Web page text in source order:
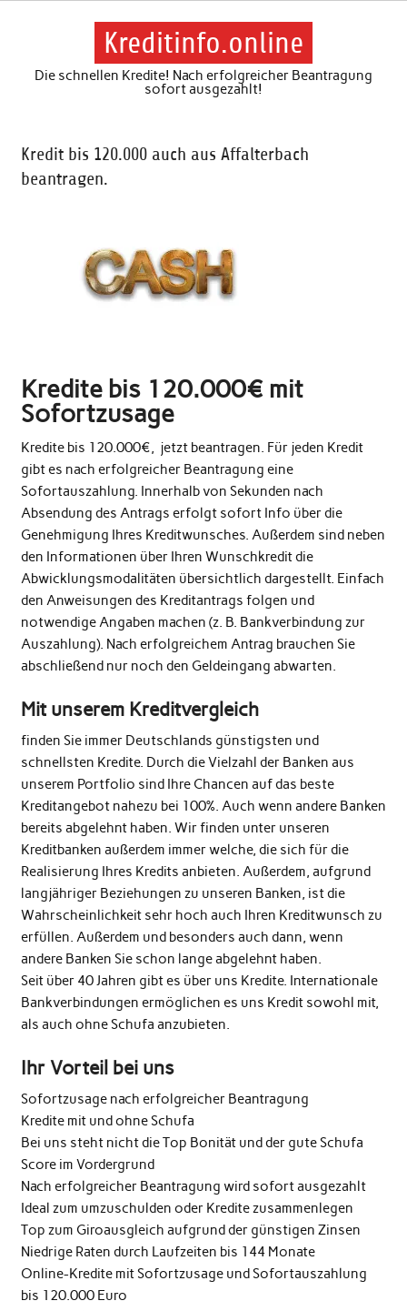
Skip
Kreditinfo.online
Die schnellen Kredite! Nach erfolgreicher Beantragung
sofort ausgezahlt!
Kredit bis 120.000 auch aus Affalterbach
beantragen.
Kredite bis 120.000€ mit
Sofortzusage
Kredite bis 120.000€, jetzt beantragen. Für jeden Kredit
gibt es nach erfolgreicher Beantragung eine
Sofortauszahlung. Innerhalb von Sekunden nach
Absendung des Antrags erfolgt sofort Info über die
Genehmigung Ihres Kreditwunsches. Außerdem sind neben
den Informationen über Ihren Wunschkredit die
Abwicklungsmodalitäten übersichtlich dargestellt. Einfach
den Anweisungen des Kreditantrags folgen und
notwendige Angaben machen (z. B. Bankverbindung zur
Auszahlung). Nach erfolgreichem Antrag brauchen Sie
abschließend nur noch den Geldeingang abwarten.
Mit unserem Kreditvergleich
finden Sie immer Deutschlands günstigsten und
schnellsten Kredite. Durch die Vielzahl der Banken aus
unserem Portfolio sind Ihre Chancen auf das beste
Kreditangebot nahezu bei 100%. Auch wenn andere Banken
bereits abgelehnt haben. Wir finden unter unseren
Kreditbanken außerdem immer welche, die sich für die
Realisierung Ihres Kredits anbieten. Außerdem, aufgrund
langjähriger Beziehungen zu unseren Banken, ist die
Wahrscheinlichkeit sehr hoch auch Ihren Kreditwunsch zu
erfüllen. Außerdem und besonders auch dann, wenn
andere Banken Sie schon lange abgelehnt haben.
Seit über 40 Jahren gibt es über uns Kredite. Internationale
Bankverbindungen ermöglichen es uns Kredit sowohl mit,
als auch ohne Schufa anzubieten.
Ihr Vorteil bei uns
Sofortzusage nach erfolgreicher Beantragung
Kredite mit und ohne Schufa
Bei uns steht nicht die Top Bonität und der gute Schufa
Score im Vordergrund
Nach erfolgreicher Beantragung wird sofort ausgezahlt
Ideal zum umzuschulden oder Kredite zusammenlegen
Top zum Giroausgleich aufgrund der günstigen Zinsen
Niedrige Raten durch Laufzeiten bis 144 Monate
Online-Kredite mit Sofortzusage und Sofortauszahlung
bis 120.000 Euro